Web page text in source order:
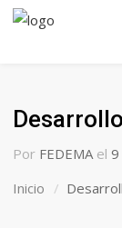
Por FEDEMA el 9
Inicio